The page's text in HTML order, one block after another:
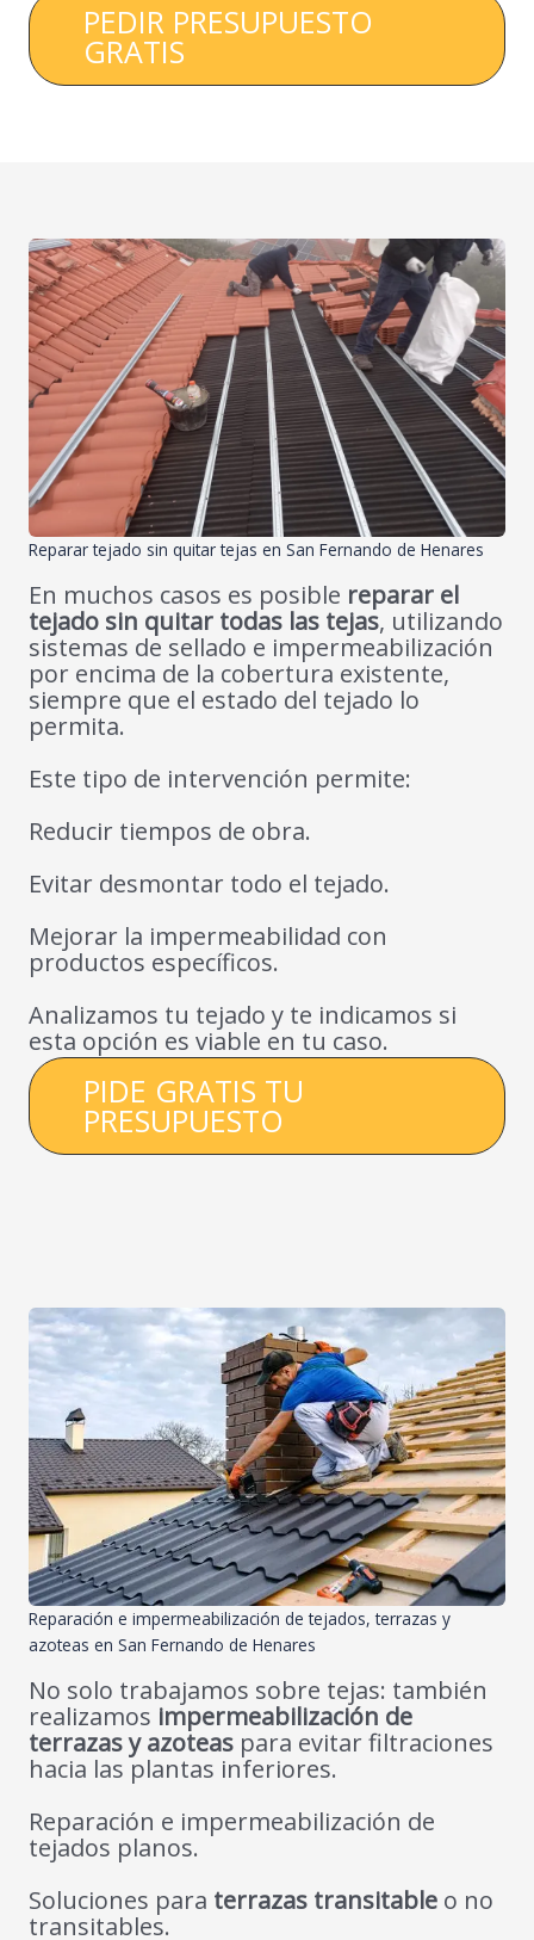
PEDIR PRESUPUESTO
GRATIS
Reparar tejado sin quitar tejas en San Fernando de Henares
En muchos casos es posible reparar el
tejado sin quitar todas las tejas, utilizando
sistemas de sellado e impermeabilización
por encima de la cobertura existente,
siempre que el estado del tejado lo
permita.
Este tipo de intervención permite:
Reducir tiempos de obra.
Evitar desmontar todo el tejado.
Mejorar la impermeabilidad con
productos específicos.
Analizamos tu tejado y te indicamos si
esta opción es viable en tu caso.
PIDE GRATIS TU
PRESUPUESTO
Reparación e impermeabilización de tejados, terrazas y
azoteas en San Fernando de Henares
No solo trabajamos sobre tejas: también
realizamos impermeabilización de
terrazas y azoteas para evitar filtraciones
hacia las plantas inferiores.
Reparación e impermeabilización de
tejados planos.
Soluciones para terrazas transitable o no
transitables.